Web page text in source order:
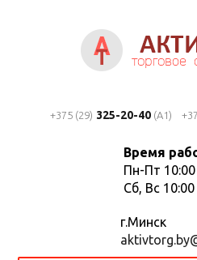
+375 (29) 325-20-40(A1)
Время
Пн-Пт
Сб, Вс
г.Минск